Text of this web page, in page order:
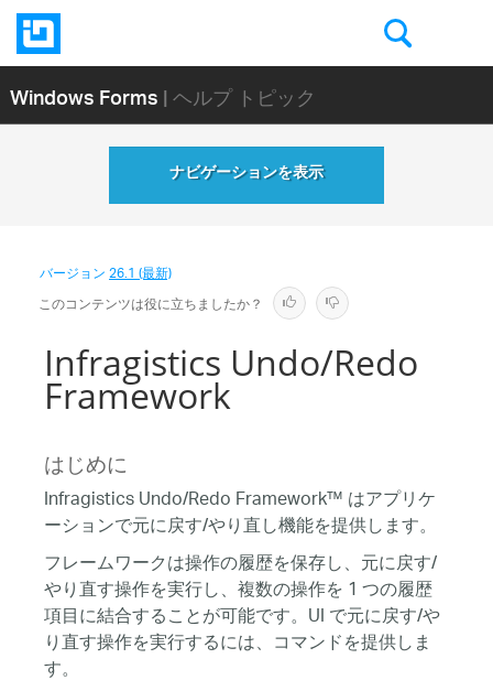
Windows Forms| ヘルプ トピック
ナビゲーションを表示
バージョン26.1 (最新)
このコンテンツは役に立ちましたか？
Infragistics Undo/Redo
Framework
はじめに
Infragistics Undo/Redo Framework™ はアプリケ
ーションで元に戻す/やり直し機能を提供します。
フレームワークは操作の履歴を保存し、元に戻す/
やり直す操作を実行し、複数の操作を 1 つの履歴
項目に結合することが可能です。UI で元に戻す/や
り直す操作を実行するには、コマンドを提供しま
す。